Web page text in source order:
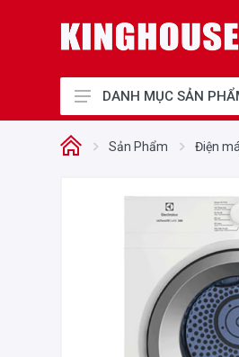
Sức Khỏe và Làm Đẹp
Điện máy, Điện lạnh
Nhà cửa - Đời sống
Phụ kiện tủ bếp, Khóa
Thiết Bị Công Nghiệp
DANH MỤC SẢN
Sản Phẩm Điện